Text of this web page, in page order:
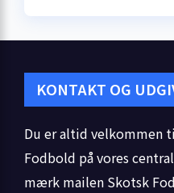
KONTAKT OG
Du er altid velkommen
Fodbold på vores
mærk mailen Skotsk